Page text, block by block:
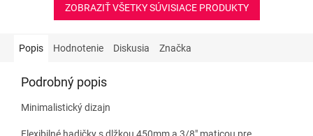
ZOBRAZIŤ VŠETKY SÚVISIACE PRODUKTY
Popis Hodnotenie Diskusia Značka
Podrobný popis
Minimalistický dizajn